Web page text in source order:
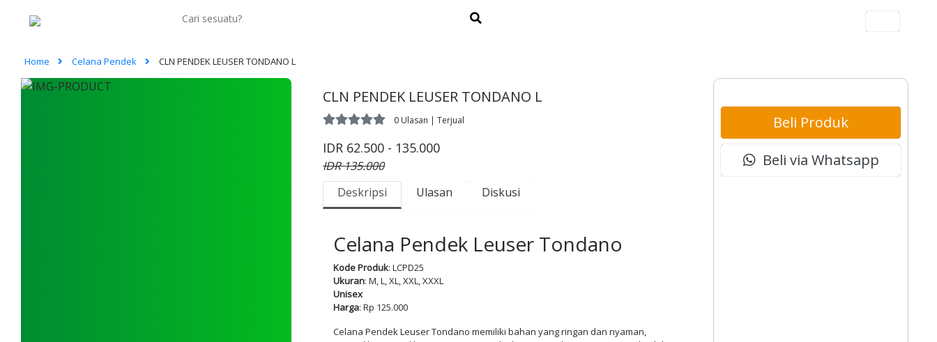
Home Celana Pendek CLN PENDEK LEUSER TONDANO L
CLN PENDEK LEUSER TONDANO L
0 Ulasan | Terjual
IDR 62.500 - 135.000
IDR 135.000
Deskripsi
Ulasan Diskusi
Celana Pendek Leuser Tondano
Kode Produk: LCPD25
Ukuran: M, L, XL, XXL, XXXL
Unisex
Harga: Rp 125.000
Celana Pendek Leuser Tondano memiliki bahan yang ringan dan nyaman,
Beli Produk
Beli via Whatsapp